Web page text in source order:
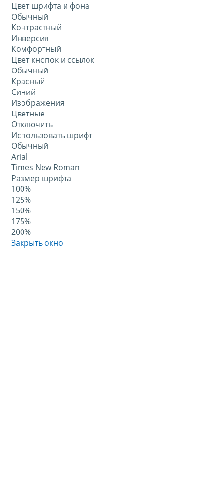
Цвет шрифта и фона
Обычный
Контрастный
Инверсия
Комфортный
Цвет кнопок и ссылок
Обычный
Красный
Синий
Изображения
Цветные
Отключить
Использовать шрифт
Обычный
Arial
Times New Roman
Размер шрифта
100%
125%
150%
175%
200%
Закрыть окно